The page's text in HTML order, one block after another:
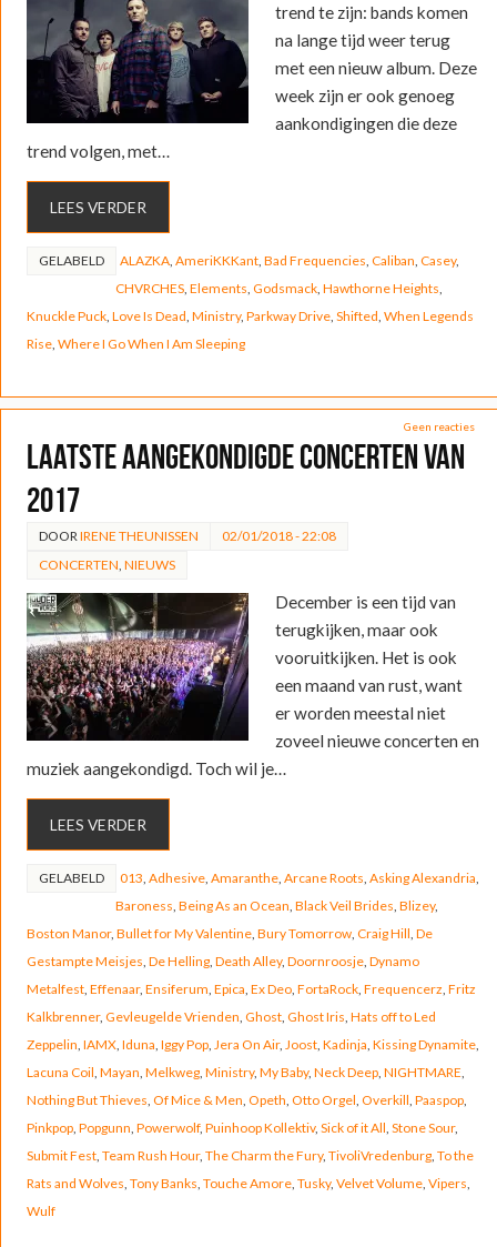
trend te zijn: bands komen
na lange tijd weer terug
met een nieuw album. Deze
week zijn er ook genoeg
aankondigingen die deze
trend volgen, met…
LEES VERDER
GELABELD ALAZKA, AmeriKKKant, Bad Frequencies Caliban Casey,
CHVRCHES, Elements Godsmack, Hawthorne Heights
Knuckle Puck, Love Is Dead Ministry, Parkway Drive, Shifted When Legends
Rise, Where I Go When I Am Sleeping
Geen reacties
Laatste aangekondigde concerten van
2017
DOOR IRENE THEUNISSEN
02/01/2018 - 22:08
CONCERTEN NIEUWS
December is een tijd van
terugkijken, maar ook
vooruitkijken. Het is ook
een maand van rust, want
er worden meestal niet
zoveel nieuwe concerten en
muziek aangekondigd. Toch wil je…
LEES VERDER
GELABELD 013 Adhesive, Amaranthe, Arcane Roots Asking Alexandria
Baroness Being As an Ocean Black Veil Brides Blizey,
Boston Manor, Bullet for My Valentine, Bury Tomorrow, Craig Hill De
Gestampte Meisjes De Helling, Death Alley, Doornroosje, Dynamo
Metalfest, Effenaar, Ensiferum Epica Ex Deo, FortaRock, Frequencerz Fritz
Kalkbrenner, Gevleugelde Vrienden Ghost, Ghost Iris Hats off to Led
Zeppelin IAMX, Iduna Iggy Pop, Jera On Air, Joost, Kadinja Kissing Dynamite,
Lacuna Coil Mayan Melkweg, Ministry, My Baby, Neck Deep, NIGHTMARE
Nothing But Thieves Of Mice & Men Opeth Otto Orgel Overkill Paaspop,
Pinkpop, Popgunn Powerwolf, Puinhoop Kollektiv, Sick of it All Stone Sour,
Submit Fest, Team Rush Hour, The Charm the Fury, TivoliVredenburg, To the
Rats and Wolves Tony Banks Touche Amore, Tusky, Velvet Volume, Vipers
Wulf